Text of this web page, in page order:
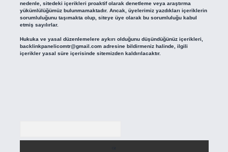
nedenle, sitedeki içerikleri proaktif olarak denetleme veya araştırma
yükümlülüğümüz bulunmamaktadır. Ancak, üyelerimiz yazdıkları içeriklerin
sorumluluğunu taşımakta olup, siteye üye olarak bu sorumluluğu kabul
etmiş sayılırlar.
Hukuka ve yasal düzenlemelere aykırı olduğunu düşündüğünüz içerikleri,
backlinkpanelicomtr@gmail.comadresine bildirmeniz halinde, ilgili
içerikler yasal süre içerisinde sitemizden kaldırılacaktır.